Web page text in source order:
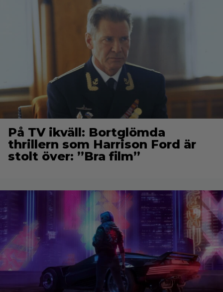
På TV ikväll: Bortglömda
thrillern som Harrison Ford är
stolt över: ”Bra film”